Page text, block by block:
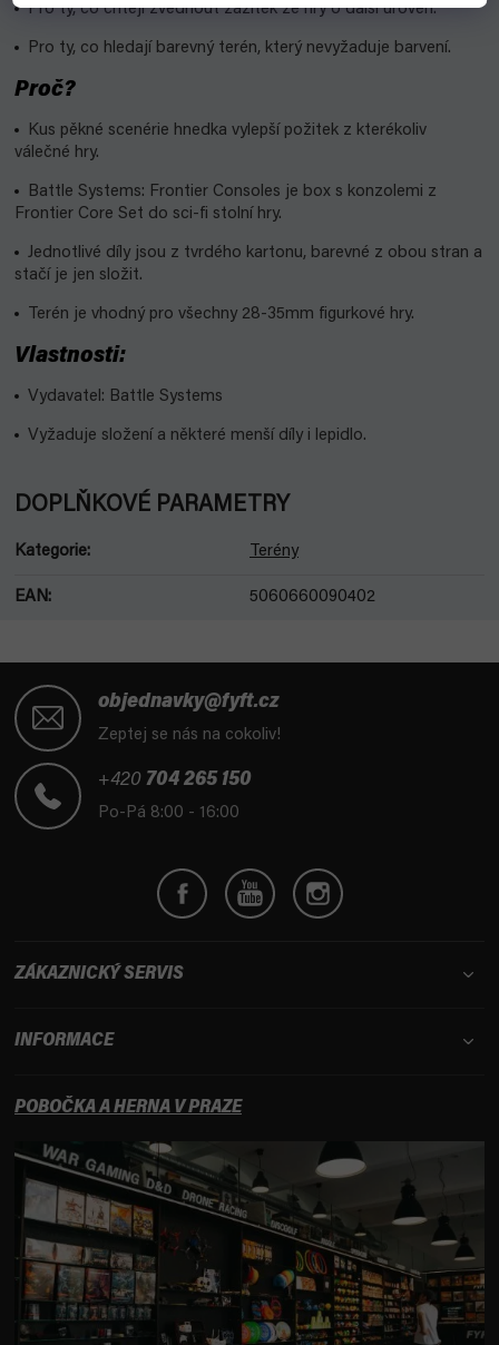
Pro ty, co chtějí zvednout zážitek ze hry o další úroveň.
Pro ty, co hledají barevný terén, který nevyžaduje barvení.
Proč?
Kus pěkné scenérie hnedka vylepší požitek z kterékoliv
válečné hry.
Battle Systems: Frontier Consoles je box s konzolemi z
Frontier Core Set do sci-fi stolní hry.
Jednotlivé díly jsou z tvrdého kartonu, barevné z obou stran a
stačí je jen složit.
Terén je vhodný pro všechny 28-35mm figurkové hry.
Vlastnosti:
Vydavatel: Battle Systems
Vyžaduje složení a některé menší díly i lepidlo.
DOPLŇKOVÉ PARAMETRY
Kategorie: Terény
EAN: 5060660090402
objednavky@fyft.cz
Zeptej se nás na cokoliv!
+420 704 265 150
Po-Pá 8:00 - 16:00
ZÁKAZNICKÝ SERVIS
INFORMACE
POBOČKA A HERNA V PRAZE